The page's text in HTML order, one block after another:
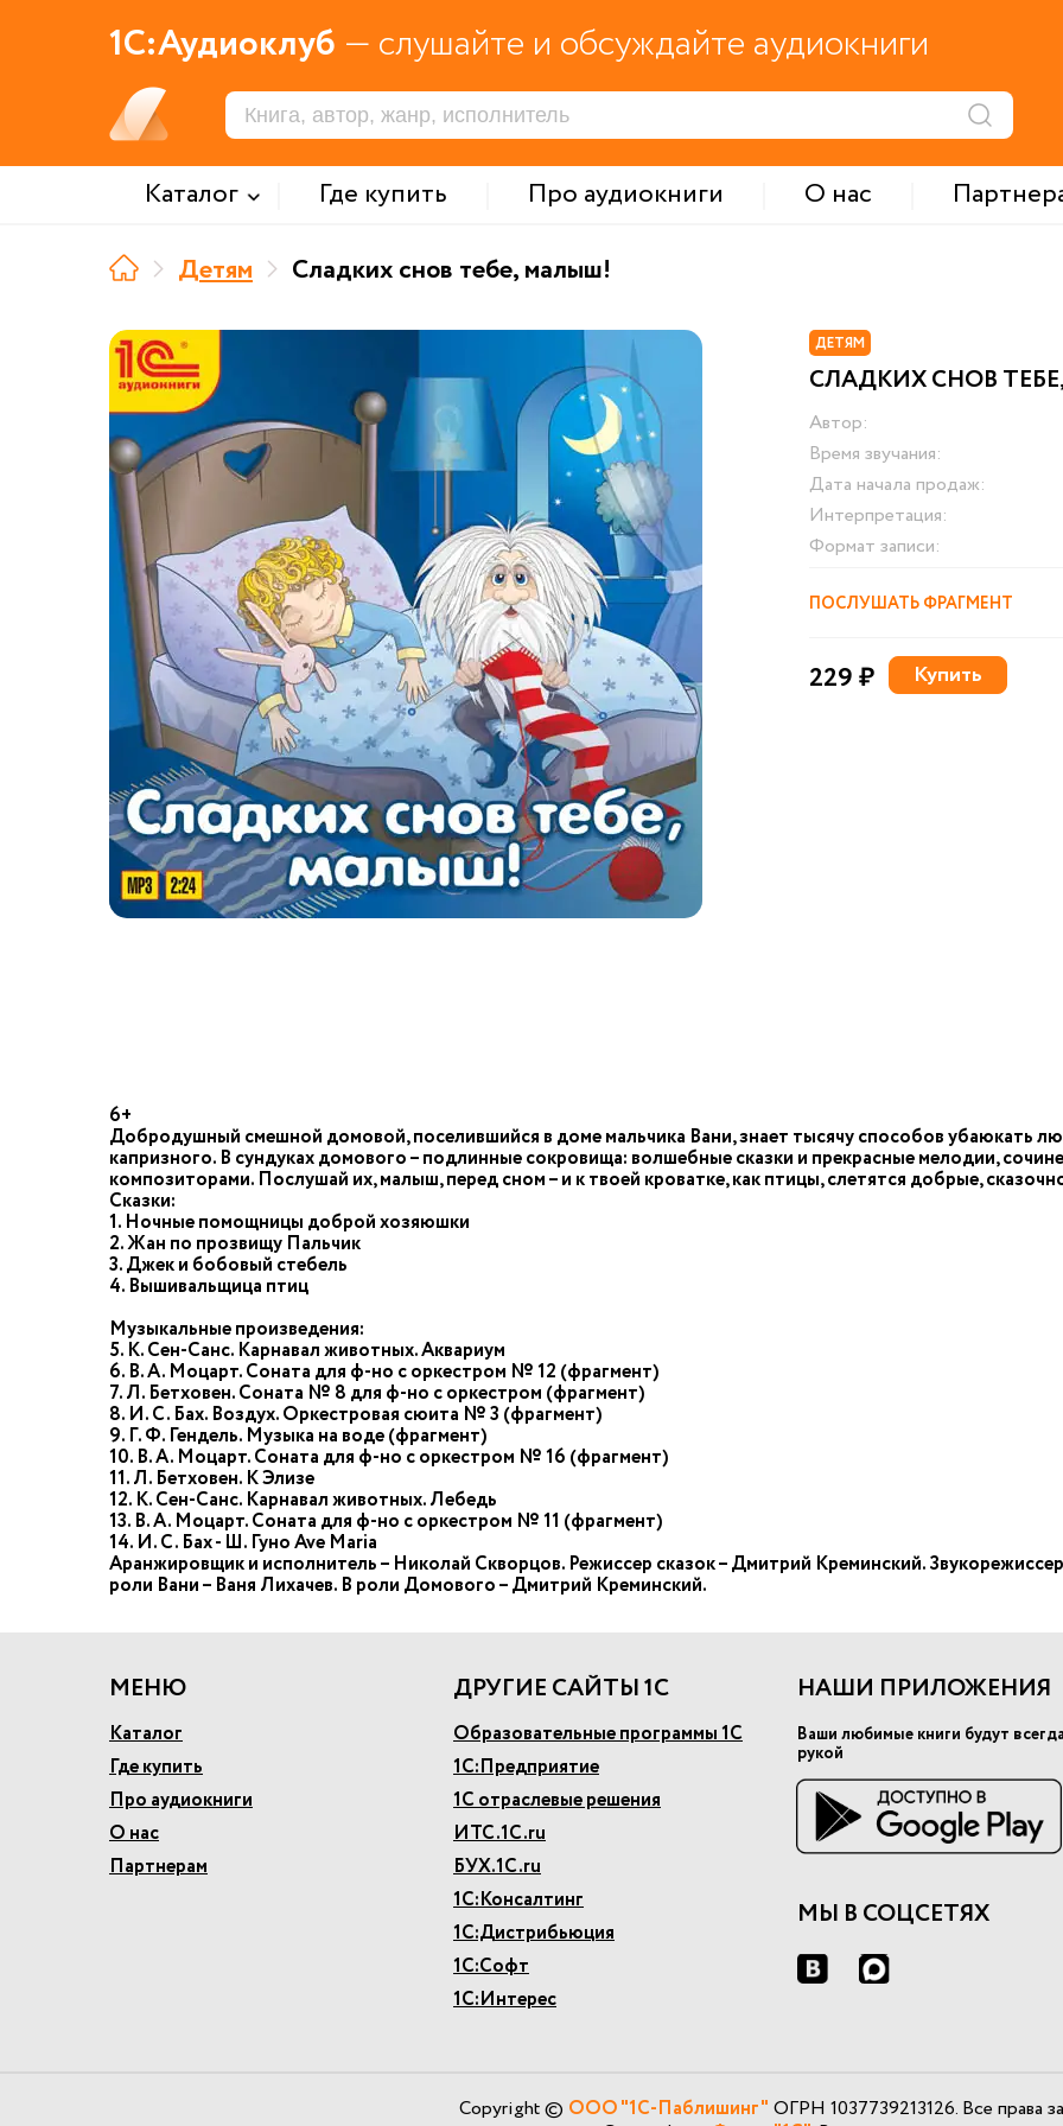
1С:Аудиоклуб — слушайте и обсуждайте аудиокниги
Каталог Где купить Про аудиокниги О нас
Детям
Сладких снов тебе, малыш!
ДЕТЯМ
СЛАДКИХ СНОВ
Автор:
Время звучания:
Дата начала продаж:
Интерпретация:
Формат записи:
ПОСЛУШАТЬ ФРАГМЕНТ
229 ₽ Купить
6+
Добродушный смешной домовой, поселившийся в доме мальчика Вани, знает тысячу способов убаюкать
капризного. В сундуках домового – подлинные сокровища: волшебные сказки и прекрасные мелодии,
композиторами. Послушай их, малыш, перед сном – и к твоей кроватке, как птицы, слетятся добрые,
Сказки:
1. Ночные помощницы доброй хозяюшки
2. Жан по прозвищу Пальчик
3. Джек и бобовый стебель
4. Вышивальщица птиц
Музыкальные произведения:
5. К. Сен-Санс. Карнавал животных. Аквариум
6. В. А. Моцарт. Соната для ф-но с оркестром № 12 (фрагмент)
7. Л. Бетховен. Соната № 8 для ф-но с оркестром (фрагмент)
8. И. С. Бах. Воздух. Оркестровая сюита № 3 (фрагмент)
9. Г. Ф. Гендель. Музыка на воде (фрагмент)
10. В. А. Моцарт. Соната для ф-но с оркестром № 16 (фрагмент)
11. Л. Бетховен. К Элизе
12. К. Сен-Санс. Карнавал животных. Лебедь
13. В. А. Моцарт. Соната для ф-но с оркестром № 11 (фрагмент)
14. И. С. Бах - Ш. Гуно Ave Maria
Аранжировщик и исполнитель – Николай Скворцов. Режиссер сказок – Дмитрий Креминский.
роли Вани – Ваня Лихачев. В роли Домового – Дмитрий Креминский.
МЕНЮ
Каталог
Где купить
Про аудиокниги
О нас
Партнерам
ДРУГИЕ САЙТЫ 1С
Образовательные программы 1С
1С:Предприятие
1С отраслевые решения
ИТС.1С.ru
БУХ.1С.ru
1С:Консалтинг
1С:Дистрибьюция
1С:Софт
1С:Интерес
НАШИ ПРИЛОЖЕНИЯ
Ваши любимые книги будут
рукой
МЫ В СОЦСЕТЯХ
Copyright © ООО "1С-Паблишинг" ОГРН 1037739213126. Все права